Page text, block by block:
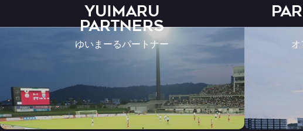
YUIMARU
Partners
ゆいまーるパートナー